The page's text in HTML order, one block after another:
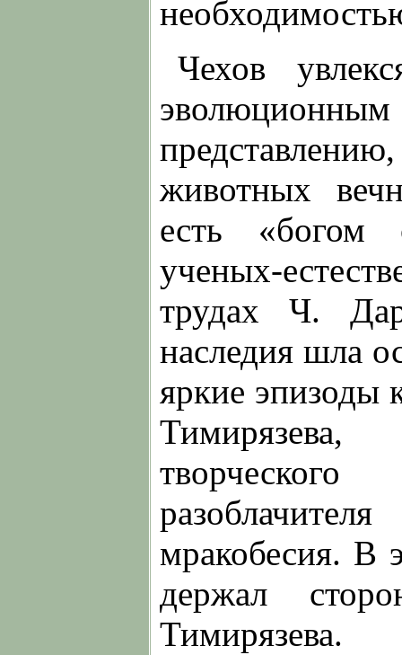
Чехов
животных
есть «богом
ученых-
трудах Ч.
наследия шла
яркие эпизоды
Тимирязева,
мракобесия. В
держал
Тимирязева.